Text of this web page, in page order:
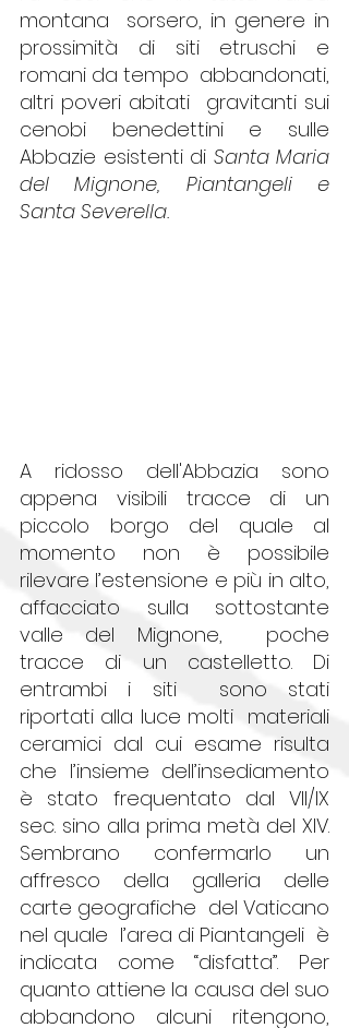
montana  sorsero, in genere in
prossimità di siti etruschi e
romani da tempo  abbandonati,
altri poveri abitati  gravitanti sui
cenobi benedettini e sulle
Abbazie esistenti di Santa Maria
del Mignone, Piantangeli e
Santa Severella.
A ridosso dell'Abbazia sono
appena visibili tracce di un
piccolo borgo del quale al
momento non è possibile
rilevare l’estensione e più in alto,
affacciato sulla sottostante
valle del Mignone,  poche
tracce di un castelletto. Di
entrambi i siti  sono stati
riportati alla luce molti  materiali
ceramici dal cui esame risulta
che l’insieme dell’insediamento
è stato frequentato dal VII/IX
sec. sino alla prima metà del XIV.
Sembrano confermarlo un
affresco della galleria delle
carte geografiche  del Vaticano
nel quale  l’area di Piantangeli  è
indicata come “disfatta”. Per
quanto attiene la causa del suo
abbandono alcuni ritengono,